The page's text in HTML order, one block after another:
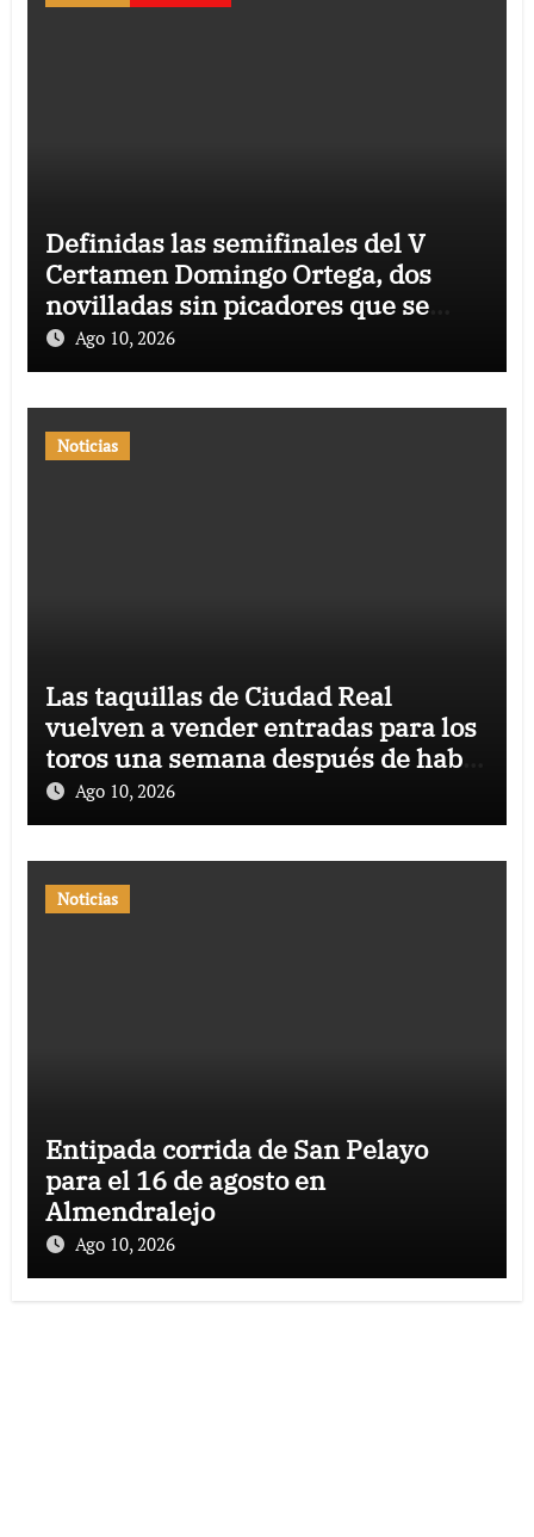
Definidas las semifinales del V
Certamen Domingo Ortega, dos
novilladas sin picadores que se
celebrarán en Borox y Yepes
Ago 10, 2026
Noticias
Las taquillas de Ciudad Real
vuelven a vender entradas para los
toros una semana después de haber
sido atacadas
Ago 10, 2026
Noticias
Entipada corrida de San Pelayo
para el 16 de agosto en
Almendralejo
Ago 10, 2026